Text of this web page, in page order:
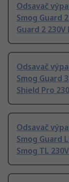
Odsavač
Smog Guard
Guard 2
Odsavač
Smog Guard
Shield Pro
Odsavač
Smog Guard
Smog TL